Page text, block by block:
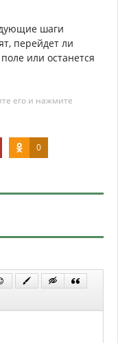
шаги
перейдет ли
или останется
его и нажмите
0